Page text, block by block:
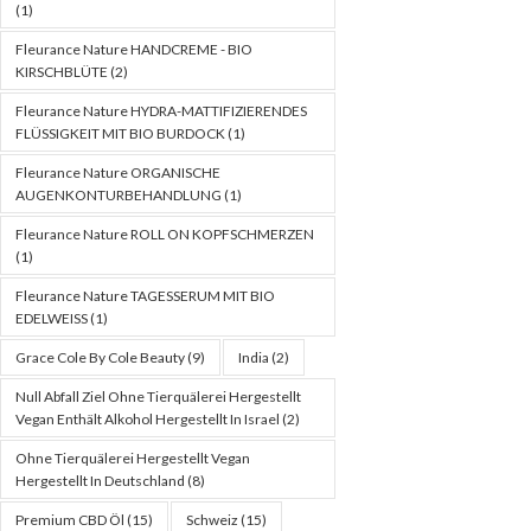
(1)
Fleurance Nature HANDCREME - BIO
KIRSCHBLÜTE (2)
Fleurance Nature HYDRA-MATTIFIZIERENDES
FLÜSSIGKEIT MIT BIO BURDOCK(1)
Fleurance Nature ORGANISCHE
AUGENKONTURBEHANDLUNG (1)
Fleurance Nature ROLL ON KOPFSCHMERZEN
(1)
Fleurance Nature TAGESSERUM MIT BIO
EDELWEISS(1)
Grace Cole By Cole Beauty(9) India (2)
Null Abfall Ziel Ohne Tierquälerei Hergestellt
Vegan Enthält Alkohol Hergestellt In Israel (2)
Ohne Tierquälerei Hergestellt Vegan
Hergestellt In Deutschland (8)
Premium CBD Öl (15) Schweiz (15)